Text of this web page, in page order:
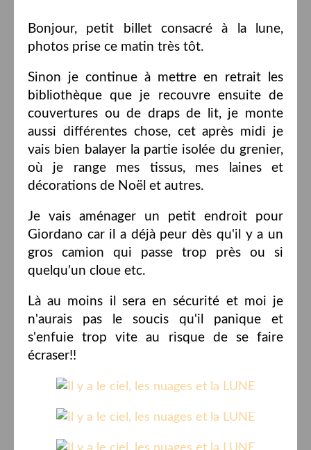
Bonjour, petit billet consacré à la lune,
photos prise ce matin très tôt.
Sinon je continue à mettre en retrait les
bibliothèque que je recouvre ensuite de
couvertures ou de draps de lit, je monte
aussi différentes chose, cet après midi je
vais bien balayer la partie isolée du grenier,
où je range mes tissus, mes laines et
décorations de Noël et autres.
Je vais aménager un petit endroit pour
Giordano car il a déjà peur dès qu'il y a un
gros camion qui passe trop près ou si
quelqu'un cloue etc.
Là au moins il sera en sécurité et moi je
n'aurais pas le soucis qu'il panique et
s'enfuie trop vite au risque de se faire
écraser!!